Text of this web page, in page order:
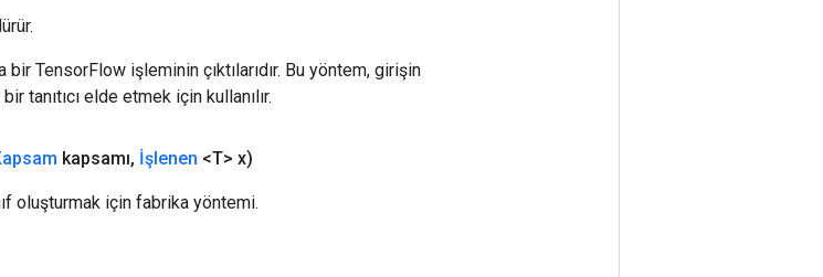
TensorFlow işleminin çıktılarıdır. Bu yöntem, girişin
tanıtıcı elde etmek için kullanılır.
kapsamı, İşlenen <T> x)
oluşturmak için fabrika yöntemi.